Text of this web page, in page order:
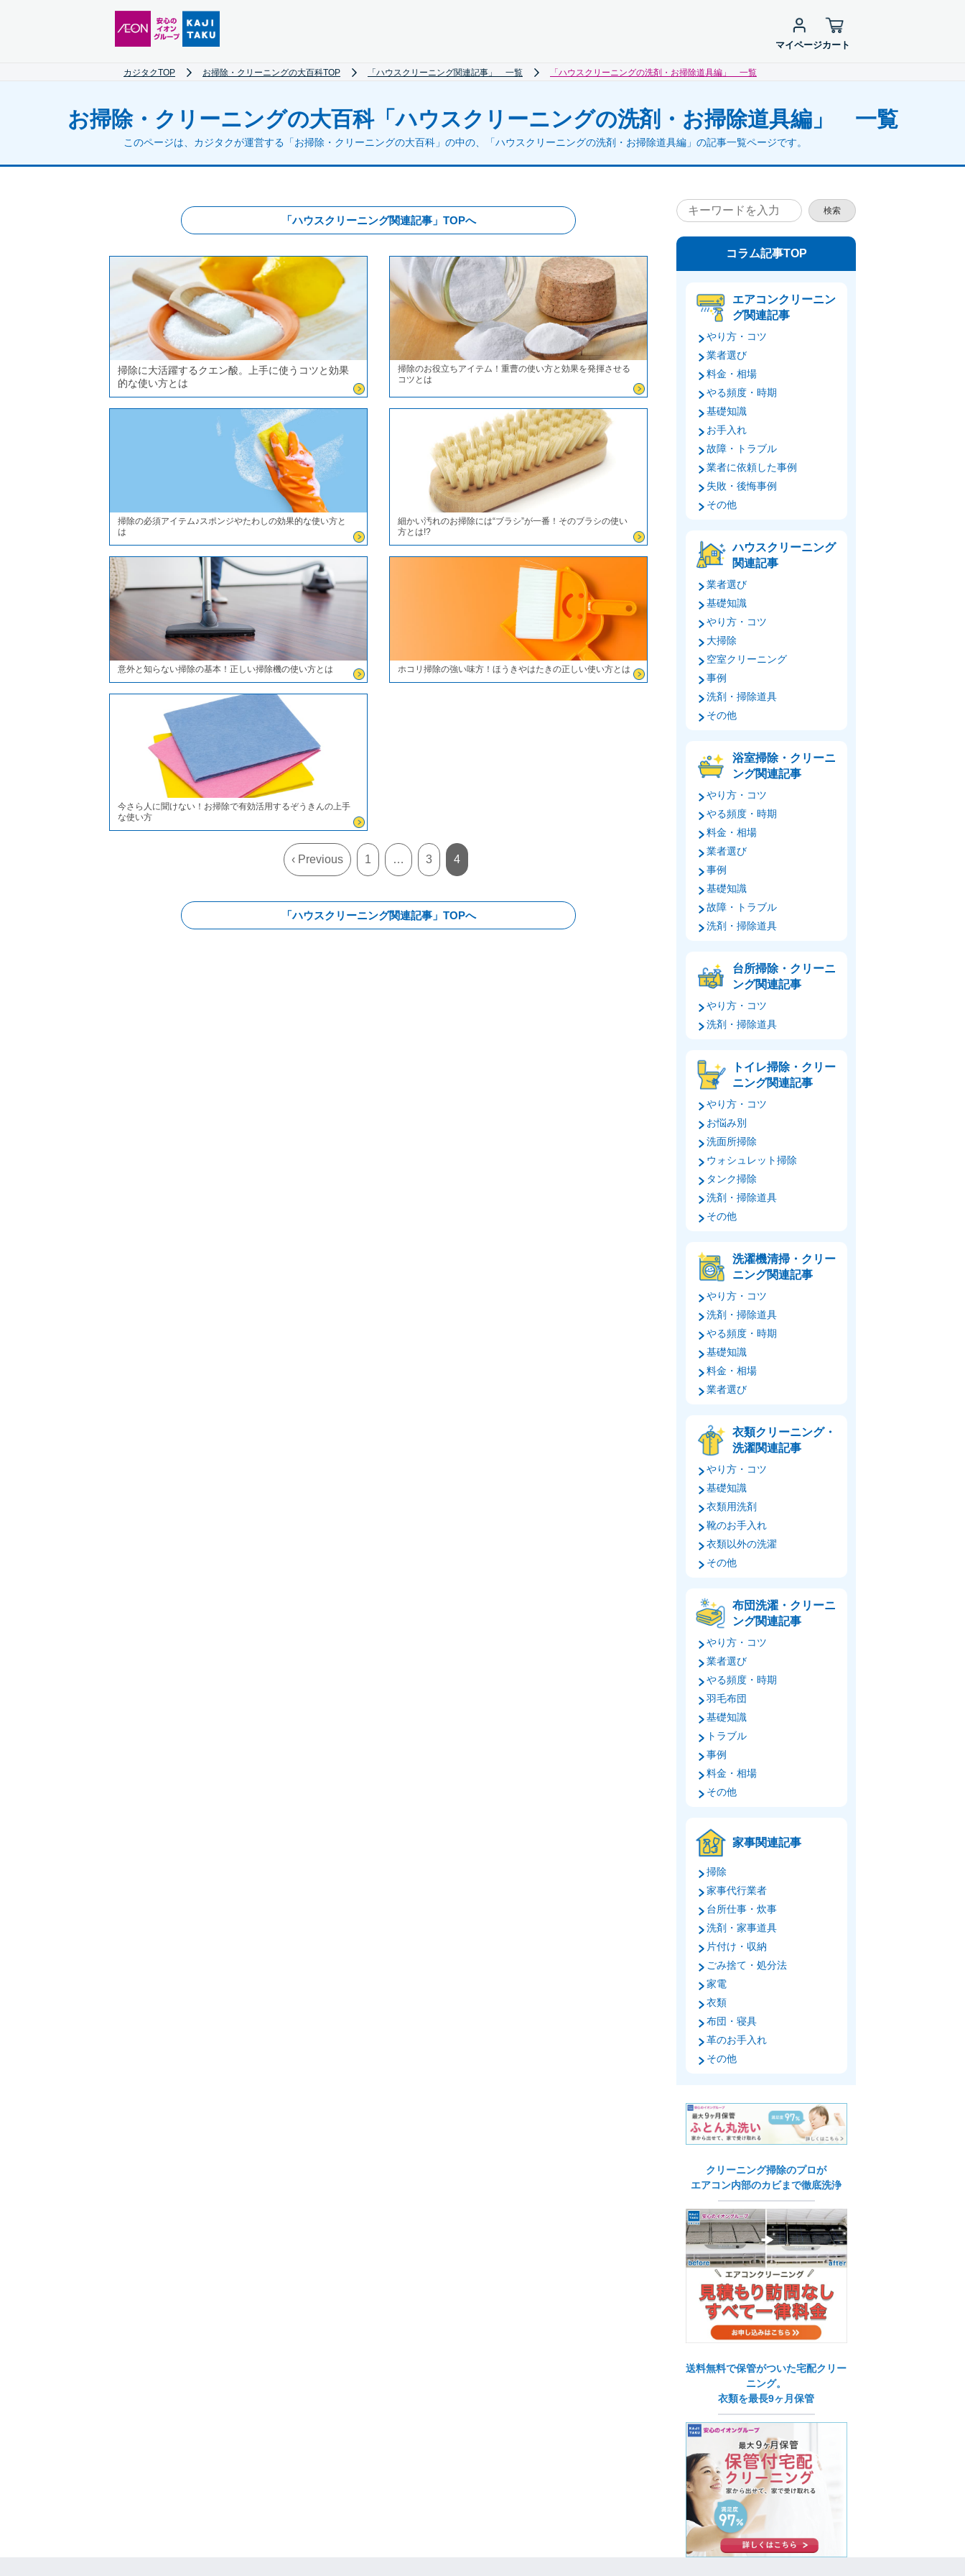
マイページカート
カジタクTOP お掃除・クリーニングの大百科TOP 「ハウスクリーニング関連記事」 一覧 「ハウスクリーニングの洗剤・お掃除道具編」 一覧
お掃除・クリーニングの大百科「ハウスクリーニングの洗剤・お掃除道具編」 一覧
このページは、カジタクが運営する「お掃除・クリーニングの大百科」の中の、「ハウスクリーニングの洗剤・お掃除道具編」の記事一覧ページです。
「ハウスクリーニング関連記事」TOPへ
掃除に大活躍するクエン酸。上手に使うコツと効果
的な使い方とは
掃除のお役立ちアイテム！重曹の使い方と効果を発揮させる
コツとは
掃除の必須アイテム♪スポンジやたわしの効果的な使い方と
は
細かい汚れのお掃除には“ブラシ”が一番！そのブラシの使い
方とは!?
意外と知らない掃除の基本！正しい掃除機の使い方とは ホコリ掃除の強い味方！ほうきやはたきの正しい使い方とは
今さら人に聞けない！お掃除で有効活用するぞうきんの上手
な使い方
‹ Previous 1 … 3 4
「ハウスクリーニング関連記事」TOPへ
検索
コラム記事TOP
エアコンクリーニン
グ関連記事
やり方・コツ
業者選び
料金・相場
やる頻度・時期
基礎知識
お手入れ
故障・トラブル
業者に依頼した事例
失敗・後悔事例
その他
ハウスクリーニング
関連記事
業者選び
基礎知識
やり方・コツ
大掃除
空室クリーニング
事例
洗剤・掃除道具
その他
浴室掃除・クリーニ
ング関連記事
やり方・コツ
やる頻度・時期
料金・相場
業者選び
事例
基礎知識
故障・トラブル
洗剤・掃除道具
台所掃除・クリーニ
ング関連記事
やり方・コツ
洗剤・掃除道具
トイレ掃除・クリー
ニング関連記事
やり方・コツ
お悩み別
洗面所掃除
ウォシュレット掃除
タンク掃除
洗剤・掃除道具
その他
洗濯機清掃・クリー
ニング関連記事
やり方・コツ
洗剤・掃除道具
やる頻度・時期
基礎知識
料金・相場
業者選び
衣類クリーニング・
洗濯関連記事
やり方・コツ
基礎知識
衣類用洗剤
靴のお手入れ
衣類以外の洗濯
その他
布団洗濯・クリーニ
ング関連記事
やり方・コツ
業者選び
やる頻度・時期
羽毛布団
基礎知識
トラブル
事例
料金・相場
その他
家事関連記事
掃除
家事代行業者
台所仕事・炊事
洗剤・家事道具
片付け・収納
ごみ捨て・処分法
家電
衣類
布団・寝具
革のお手入れ
その他
クリーニング掃除のプロが
エアコン内部のカビまで徹底洗浄
送料無料で保管がついた宅配クリー
ニング。
衣類を最長9ヶ月保管